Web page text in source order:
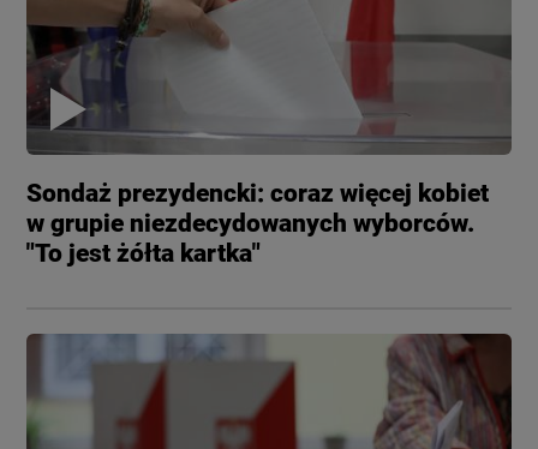
Sondaż prezydencki: coraz więcej kobiet
w grupie niezdecydowanych wyborców.
"To jest żółta kartka"